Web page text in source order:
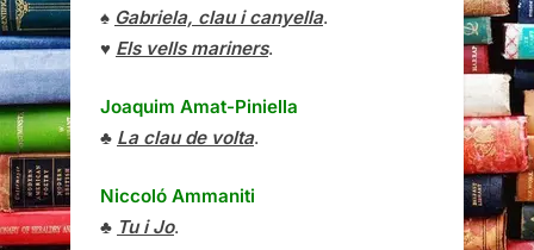
♠ Gabriela, clau i canyella.
♥ Els vells mariners.
Joaquim Amat-Piniella
♣ La clau de volta.
Niccoló Ammaniti
♣ Tu i Jo.